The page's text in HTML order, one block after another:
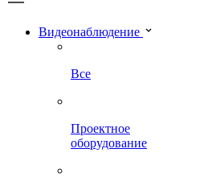
Видеонаблюдение
Все
Проектное
оборудование